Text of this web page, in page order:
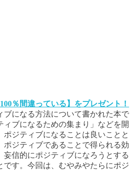
％間違っている】をプレゼント！
ブになる方法について書かれた本で
ィブになるための集まり」などを開
ポジティブになることは良いことと
ポジティブであることで得られる効
妄信的にポジティブになろうとする
です。今回は、むやみやたらにポジ